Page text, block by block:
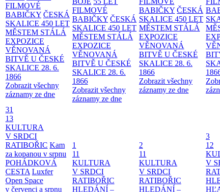
FILMOVÉ
BABIČKY ČESKÁ
SKALICE 450 LET
MĚSTEM STÁLÁ
EXPOZICE
VĚNOVANÁ
BITVĚ U ČESKÉ
SKALICE 28. 6.
1866
Zobrazit všechny
záznamy ze dne
FILMOVÉ
BABIČKY ČESKÁ
SKALICE 450 LET
MĚSTEM STÁLÁ
EXPOZICE
VĚNOVANÁ
BITVĚ U ČESKÉ
SKALICE 28. 6.
1866
Zobrazit všechny
záznamy ze dne
BABIČKY ČESKÁ
SKALICE 450 LET
MĚSTEM STÁLÁ
EXPOZICE
VĚNOVANÁ
BITVĚ U ČESKÉ
SKALICE 28. 6.
1866
Zobrazit všechny
záznamy ze dne
31
13
KULTURA
V SRDCI
RATIBOŘIC Kam
za kopanou v srpnu
POHÁDKOVÁ
CESTA Luxfer
Open Space
v červenci a srpnu
1
11
KULTURA
V SRDCI
RATIBOŘIC
HLEDÁNÍ –
2
11
KULTURA
V SRDCI
RATIBOŘIC
HLEDÁNÍ –
3
12
V